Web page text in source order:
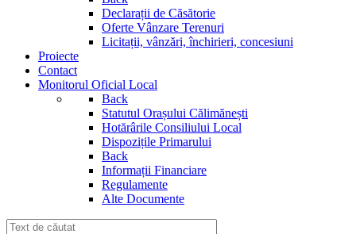
Declarații de Căsătorie
Oferte Vânzare Terenuri
Licitații, vânzări, închirieri, concesiuni
Proiecte
Contact
Monitorul Oficial Local
Back
Statutul Orașului Călimănești
Hotărârile Consiliului Local
Dispozițile Primarului
Back
Informații Financiare
Regulamente
Alte Documente